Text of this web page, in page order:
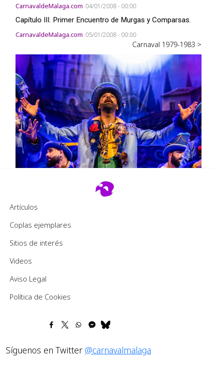
CarnavaldeMalaga.com 04/01/2008 - 00:00
Capítulo III. Primer Encuentro de Murgas y Comparsas.
CarnavaldeMalaga.com 05/01/2008 - 00:00
Carnaval 1979-1983 >
Footer 2
Artículos
Coplas ejemplares
Sitios de interés
Videos
Pie de página
Aviso Legal
Política de Cookies
Síguenos en Twitter @carnavalmalaga